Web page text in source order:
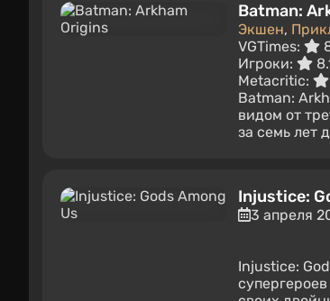
Batman:
Экшен,
VGTimes:
Игроки:
Metacritic:
Batman:
видом от
за семь лет
Injustice:
3 апреля
Injustice: